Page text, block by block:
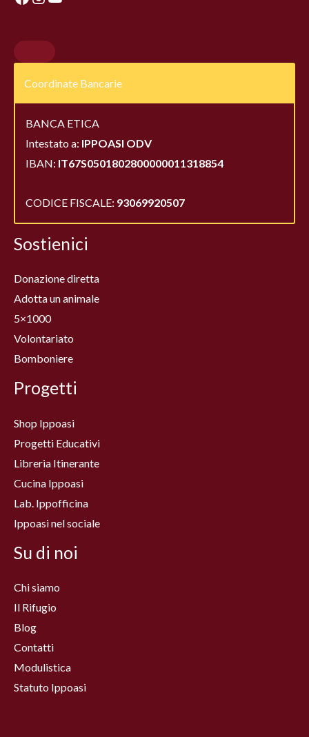
Coordinate Bancarie
BANCA ETICA
Intestato a: IPPOASI ODV
IBAN: IT67S0501802800000011318854
CODICE FISCALE: 93069920507
Sostienici
Donazione diretta
Adotta un animale
5×1000
Volontariato
Bomboniere
Progetti
Shop Ippoasi
Progetti Educativi
Libreria Itinerante
Cucina Ippoasi
Lab. Ippofficina
Ippoasi nel sociale
Su di noi
Chi siamo
Il Rifugio
Blog
Contatti
Modulistica
Statuto Ippoasi